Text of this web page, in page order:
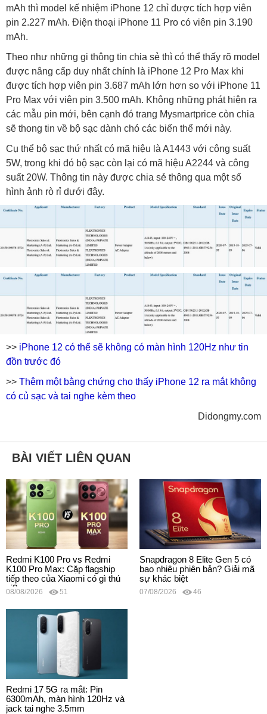
mAh thì model kế nhiệm iPhone 12 chỉ được tích hợp viên
pin 2.227 mAh. Điện thoại iPhone 11 Pro có viên pin 3.190
mAh.
Theo như những gi thông tin chia sẻ thì có thể thấy rõ model
được nâng cấp duy nhất chính là iPhone 12 Pro Max khi
được tích hợp viên pin 3.687 mAh lớn hơn so với iPhone 11
Pro Max với viên pin 3.500 mAh. Không những phát hiện ra
các mẫu pin mới, bên cạnh đó trang Mysmartprice còn chia
sẽ thong tin về bộ sạc dành chó các biến thể mới này.
Cụ thể bộ sạc thứ nhất có mã hiệu là A1443 với công suất
5W, trong khi đó bộ sạc còn lại có mã hiệu A2244 và công
suất 20W. Thông tin này được chia sẻ thông qua một số
hình ảnh rò rỉ dưới đây.
>> iPhone 12 có thể sẽ không có màn hình 120Hz như tin
đồn trước đó
>> Thêm một bằng chứng cho thấy iPhone 12 ra mắt không
có củ sạc và tai nghe kèm theo
Didongmy.com
BÀI VIẾT LIÊN QUAN
Redmi K100 Pro vs Redmi
K100 Pro Max: Cặp flagship
tiếp theo của Xiaomi có gì thú
vị?
08/08/2026 51
Snapdragon 8 Elite Gen 5 có
bao nhiêu phiên bản? Giải mã
sự khác biệt
07/08/2026 46
Redmi 17 5G ra mắt: Pin
6300mAh, màn hình 120Hz và
jack tai nghe 3.5mm